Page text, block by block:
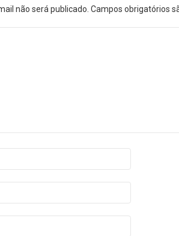
não será publicado. Campos obrigatórios